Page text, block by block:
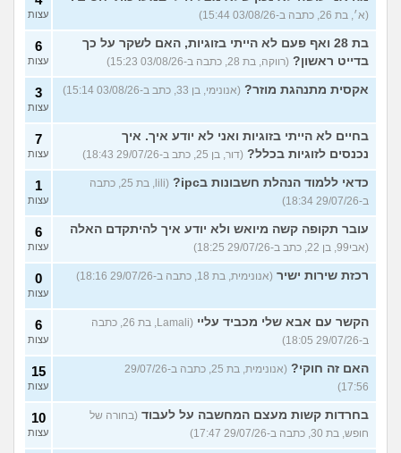
(א׳, בת 26, כתבה ב-03/08/26 15:44) עצות
בת 28 ואף פעם לא הייתי בזוגיות, האם לשקר על כך
בדייט ראשון? (רווקה, בת 28, כתבה ב-03/08/26 15:23)
6
עצות
אקסית מתנהגת מוזר? (אנונימי, בן 33, כתב ב-03/08/26 15:14) 3
עצות
בחיים לא הייתי בזוגיות ואני לא יודע איך. איך
נכנסים לזוגיות בכלל? (דור, בן 25, כתב ב-29/07/26 18:43)
7
עצות
כדאי ללמוד הנהלת חשבונות בipc?
(lili, בת 25, כתבה
ב-29/07/26 18:34)
1
עצות
עובר תקופה קשה מיואש ולא יודע איך להיתקדם האלה
(אבי99, בן 22, כתב ב-29/07/26 18:25)
6
עצות
רכזת שירות ישיר (אנונימית, בת 18, כתבה ב-29/07/26 18:16) 0
עצות
הקשר עם אבא שלי מכביד עליי
(Lamali, בת 26, כתבה
ב-29/07/26 18:05)
6
עצות
האם זה חוקי?
(אנונימית, בת 25, כתבה ב-29/07/26
17:56)
15
עצות
בחרדות קשות מעצם המחשבה על לעבוד (בחורה של
חופש, בת 30, כתבה ב-29/07/26 17:47)
10
עצות